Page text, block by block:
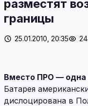
разместят
границы
25.01.2010, 20:35
Вместо ПРО — одна
Батарея
дислоцирована в